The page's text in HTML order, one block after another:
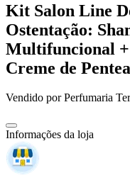
Kit Salon Line
Ostentação:
Multifuncional +
Creme de
Vendido porPerfumaria
Informações da loja